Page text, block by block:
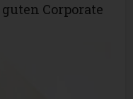
Corporate